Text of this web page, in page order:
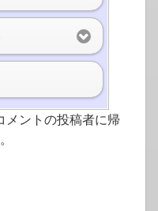
メントの投稿者に帰